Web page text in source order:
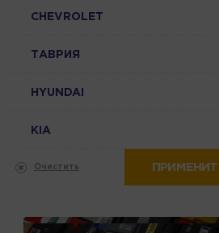
CHEVROLET
ТАВРИЯ
HYUNDAI
KIA
Очистить